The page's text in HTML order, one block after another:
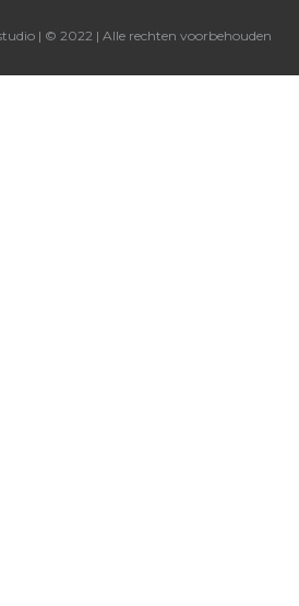
| © 2022 | Alle rechten voorbehouden